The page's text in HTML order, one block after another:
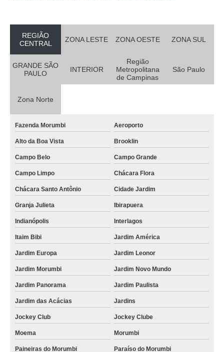
REGIÃO
CENTRAL
ZONA LESTE ZONA OESTE ZONA SUL
GRANDE SÃO
PAULO
INTERIOR
Região
Metropolitana
de Campinas
São Paulo
Zona Norte
Fazenda Morumbi Aeroporto
Alto da Boa Vista Brooklin
Campo Belo Campo Grande
Campo Limpo Chácara Flora
Chácara Santo Antônio Cidade Jardim
Granja Julieta Ibirapuera
Indianópolis Interlagos
Itaim Bibi Jardim América
Jardim Europa Jardim Leonor
Jardim Morumbi Jardim Novo Mundo
Jardim Panorama Jardim Paulista
Jardim das Acácias Jardins
Jockey Club Jockey Clube
Moema Morumbi
Paineiras do Morumbi Paraíso do Morumbi